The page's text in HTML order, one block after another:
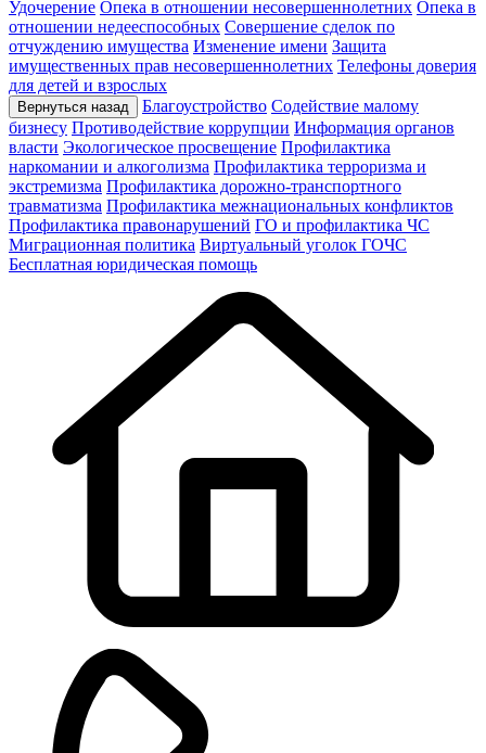
Удочерение Опека в отношении несовершеннолетних Опека в
отношении недееспособных Совершение сделок по
отчуждению имущества Изменение имени Защита
имущественных прав несовершеннолетних Телефоны доверия
для детей и взрослых
Вернуться назад Благоустройство Содействие малому
бизнесу Противодействие коррупции Информация органов
власти Экологическое просвещение Профилактика
наркомании и алкоголизма Профилактика терроризма и
экстремизма Профилактика дорожно-транспортного
травматизма Профилактика межнациональных конфликтов
Профилактика правонарушений ГО и профилактика ЧС
Миграционная политика Виртуальный уголок ГОЧС
Бесплатная юридическая помощь